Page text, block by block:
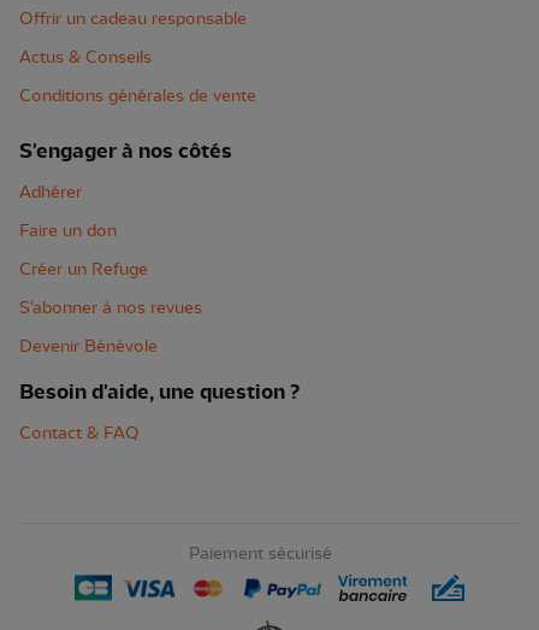
Offrir un cadeau responsable
Actus & Conseils
Conditions générales de vente
S'engager à nos côtés
Adhérer
Faire un don
Créer un Refuge
S'abonner à nos revues
Devenir Bénévole
Besoin d'aide, une question ?
Contact & FAQ
Paiement sécurisé